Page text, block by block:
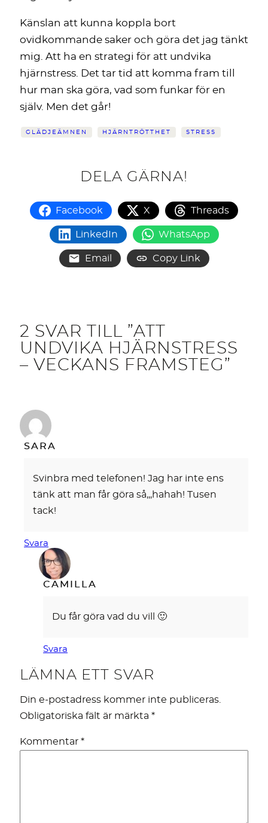
Känslan att kunna koppla bort
ovidkommande saker och göra det jag tänkt
mig. Att ha en strategi för att undvika
hjärnstress. Det tar tid att komma fram till
hur man ska göra, vad som funkar för en
själv. Men det går!
GLÄDJEÄMNEN HJÄRNTRÖTTHET STRESS
DELA GÄRNA!
Facebook X Threads
LinkedIn WhatsApp
Email Copy Link
2 SVAR TILL ”ATT
UNDVIKA HJÄRNSTRESS
– VECKANS FRAMSTEG”
SARA
Svinbra med telefonen! Jag har inte ens
tänk att man får göra så,,,hahah! Tusen
tack!
Svara
CAMILLA
Du får göra vad du vill 🙂
Svara
LÄMNA ETT SVAR
Din e-postadress kommer inte publiceras.
Obligatoriska fält är märkta *
Kommentar *